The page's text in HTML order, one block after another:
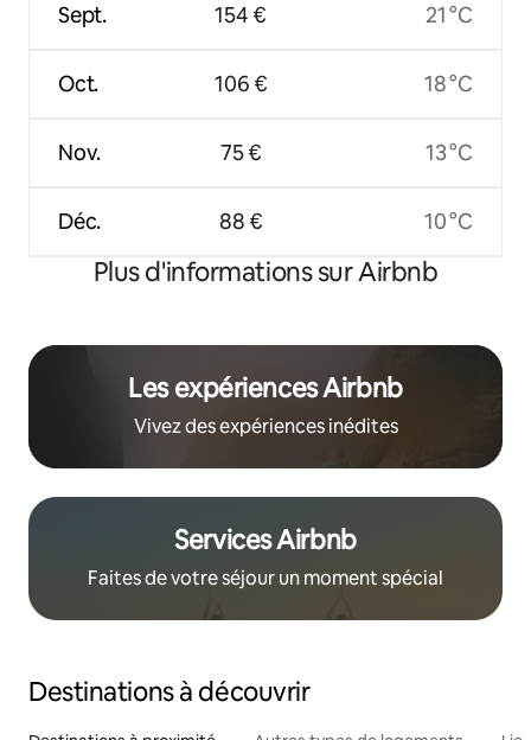
Sept.
Oct.
Nov.
Déc.
154 €
106 €
75 €
88 €
21 °C
18 °C
13 °C
10 °C
Plus d'informations sur Airbnb
Les expériences Airbnb
Vivez des expériences inédites
Services Airbnb
Faites de votre séjour un moment spécial
Destinations à découvrir